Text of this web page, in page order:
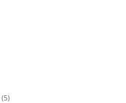
(5)